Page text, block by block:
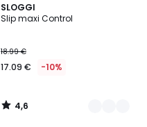
SLOGGI
Slip maxi Control
18.99 €
17.09 € -10%
4,6
/ 5
2
Colores
4,6
/